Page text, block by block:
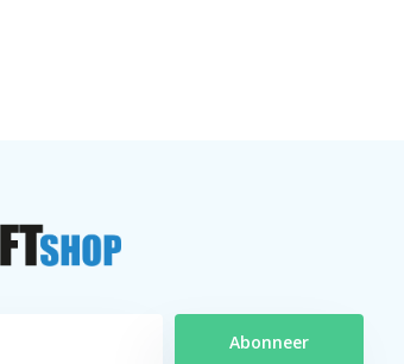
Abonneer